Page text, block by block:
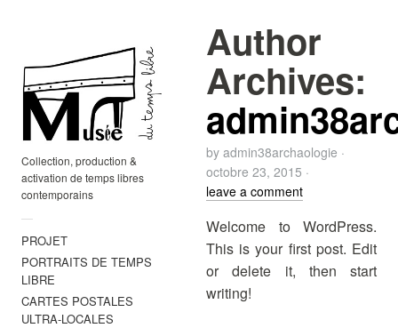
Collection, production &
activation de temps libres
contemporains
—
PROJET
PORTRAITS DE TEMPS
LIBRE
CARTES POSTALES
ULTRA-LOCALES
Author
Archives:
by admin38archaologie ·
octobre 23, 2015 ·
leave a comment
Welcome to WordPress.
This is your first post. Edit
or delete it, then start
writing!